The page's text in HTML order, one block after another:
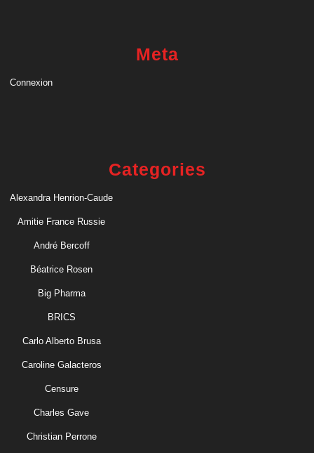
Meta
Connexion
Categories
Alexandra Henrion-Caude
Amitie France Russie
André Bercoff
Béatrice Rosen
Big Pharma
BRICS
Carlo Alberto Brusa
Caroline Galacteros
Censure
Charles Gave
Christian Perrone